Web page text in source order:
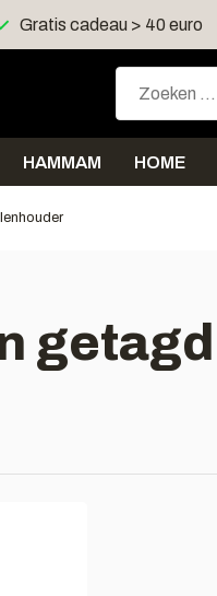
Gratis cadeau > 40 euro
HAMMAM HOME